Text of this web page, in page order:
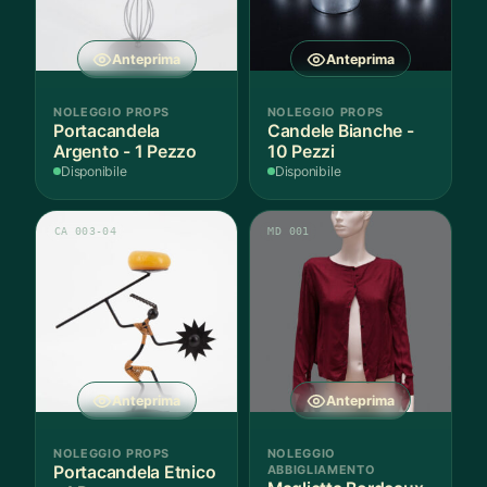
Anteprima
NOLEGGIO PROPS
Portacandela
Argento - 1 Pezzo
Disponibile
Anteprima
NOLEGGIO PROPS
Candele Bianche -
10 Pezzi
Disponibile
Anteprima
CA 003-04
NOLEGGIO PROPS
Portacandela Etnico
Anteprima
MD 001
NOLEGGIO
ABBIGLIAMENTO